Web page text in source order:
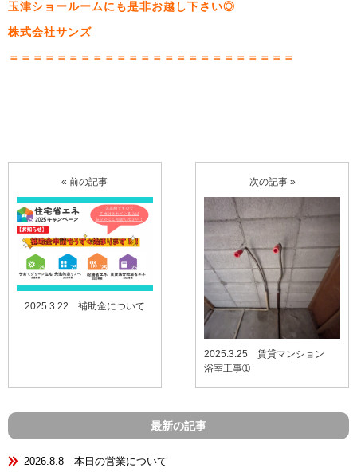
玉津ショールームにも是非お越し下さい◎
株式会社サンズ
＝＝＝＝＝＝＝＝＝＝＝＝＝＝＝＝＝＝＝＝＝＝＝＝
« 前の記事
2025.3.22 補助金について
次の記事 »
2025.3.25 賃貸マンション
浴室工事➀
最新の記事
2026.8.8 本日の営業について